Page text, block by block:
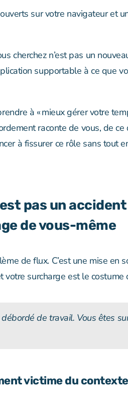
sur votre navigateur et
cherchez n’est pas un
supportable à ce que
à « mieux gérer votre
raconte de vous, de ce
à fissurer ce rôle sans tout
pas un
de vous-même
de flux. C’est une mise en
votre surcharge est le costume
de travail. Vous êtes
victime du contexte